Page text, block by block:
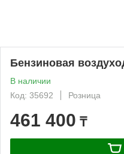
Бензиновая
В наличии
Код: 35692
Розница
461 400 ₸